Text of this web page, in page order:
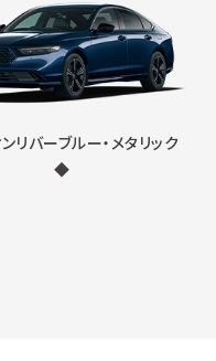
リバーブルー・メタリック
◆